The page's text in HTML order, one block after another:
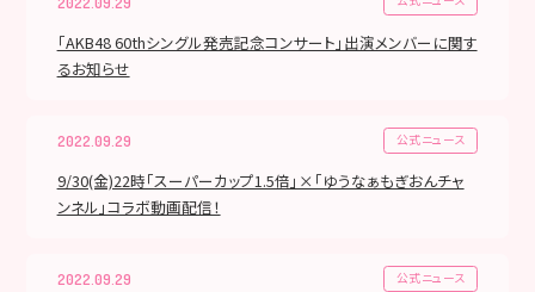
「AKB48 60thシングル発売記念コンサート」出演メンバーに関す
るお知らせ
2022.09.29 公式ニュース
9/30(金)22時「スーパーカップ1.5倍」×「ゆうなぁもぎおんチャ
ンネル」コラボ動画配信！
2022.09.29 公式ニュース